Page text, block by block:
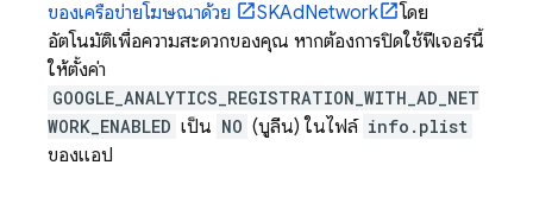
ของเครือข่ายโฆษณาด้วย
SKAdNetwork
โดย
อัตโนมัติเพื่อความสะดวกของคุณ หากต้องการปิดใช้ฟีเจอร์นี้
ให้ตั้งค่า
GOOGLE_ANALYTICS_REGISTRATION_WITH_AD_NET
WORK_ENABLED เป็น NO (บูลีน) ในไฟล์ info.plist
ของแอป